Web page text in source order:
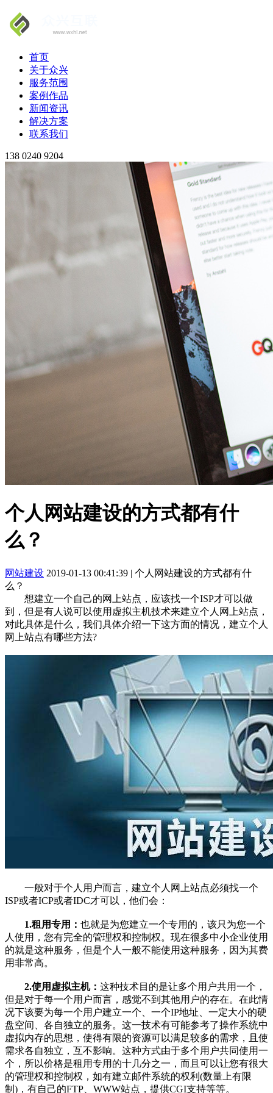
首页
关于众兴
服务范围
案例作品
新闻资讯
解决方案
联系我们
138 0240 9204
个人网站建设的方式都有什
么？
网站建设 2019-01-13 00:41:39 | 个人网站建设的方式都有什
么？
想建立一个自己的网上站点，应该找一个ISP才可以做
到，但是有人说可以使用虚拟主机技术来建立个人网上站点，
对此具体是什么，我们具体介绍一下这方面的情况，建立个人
网上站点有哪些方法?
一般对于个人用户而言，建立个人网上站点必须找一个
ISP或者ICP或者IDC才可以，他们会：
1.租用专用： 也就是为您建立一个专用的，该只为您一个
人使用，您有完全的管理权和控制权。现在很多中小企业使用
的就是这种服务，但是个人一般不能使用这种服务，因为其费
用非常高。
2.使用虚拟主机： 这种技术目的是让多个用户共用一个，
但是对于每一个用户而言，感觉不到其他用户的存在。在此情
况下该要为每一个用户建立一个、一个IP地址、一定大小的硬
盘空间、各自独立的服务。这一技术有可能参考了操作系统中
虚拟内存的思想，使得有限的资源可以满足较多的需求，且使
需求各自独立，互不影响。这种方式由于多个用户共同使用一
个，所以价格是租用专用的十几分之一，而且可以让您有很大
的管理权和控制权，如有建立邮件系统的权利(数量上有限
制)，有自己的FTP、WWW站点，提供CGI支持等等。